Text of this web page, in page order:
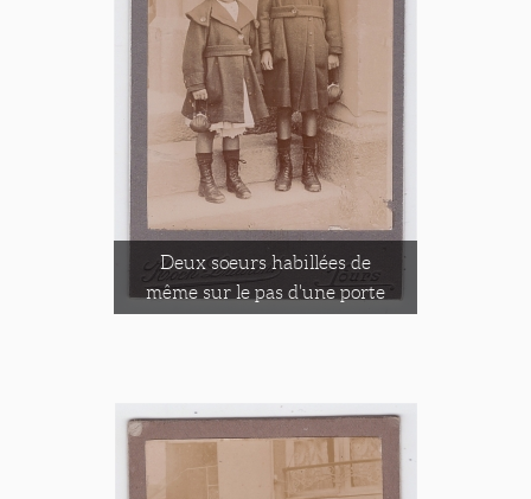
Deux soeurs habillées de
même sur le pas d'une porte